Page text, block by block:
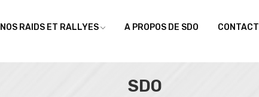
NOS RAIDS ET RALLYES A PROPOS DE SDO CONTACT
SDO